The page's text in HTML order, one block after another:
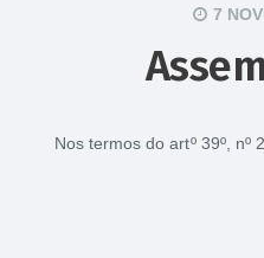
7
Nos termos do artº 39º,